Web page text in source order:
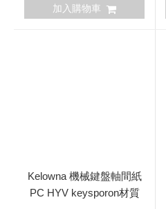
加入購物車
Kelowna 機械鍵盤軸間紙
PC HYV keysporon材質